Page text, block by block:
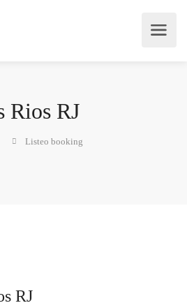
Rios RJ
Listeo booking
RJ